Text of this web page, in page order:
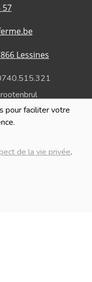
pour faciliter votre
de la vie privée.
57
Lessines
respect de la vie